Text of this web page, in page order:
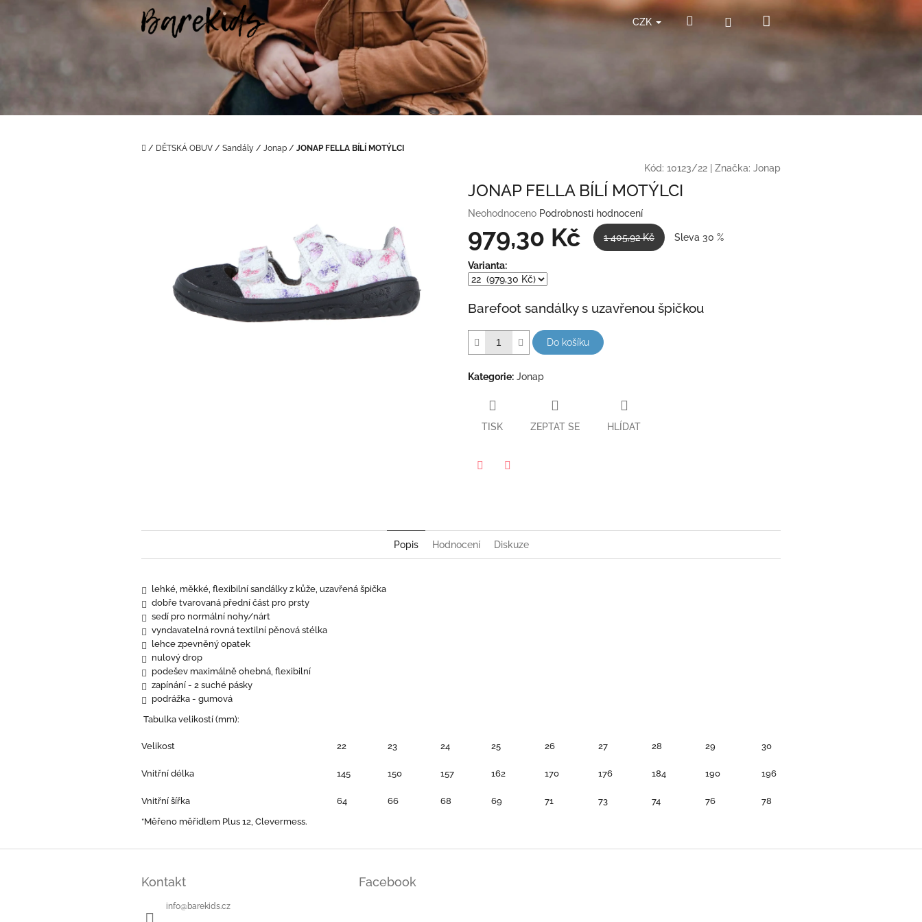
CZK HledatPřihlášeníNákupní
Domů
/ DĚTSKÁ OBUV / Sandály / Jonap / JONAP FELLA BÍLÍ MOTÝLCI
Kód: 10123/22 Značka: Jonap
JONAP FELLA BÍLÍ MOTÝLCI
Průměrné
produktu
je
0,0
z
hvězdiček.
Neohodnoceno Podrobnosti hodnocení
979,30 Kč 1 405,92 Kč Sleva 30 %
Měrná
cena:
Varianta:
Barefoot sandálky s uzavřenou špičkou
Do košíku
Kategorie: Jonap
TISK ZEPTAT SE HLÍDAT
Popis Hodnocení Diskuze
lehké, měkké, flexibilní sandálky z kůže, uzavřená špička
dobře tvarovaná přední část pro prsty
sedí pro normální nohy/nárt
vyndavatelná rovná textilní pěnová stélka
lehce zpevněný opatek
nulový drop
podešev maximálně ohebná, flexibilní
zapínání - 2 suché pásky
podrážka - gumová
Tabulka velikostí (mm):
Velikost 22 23 24 25 26 27 28 29 30
Vnitřní délka 145 150 157 162 170 176 184 190 196
Vnitřní šířka 64 66 68 69 71 73 74 76
78
*Měřeno měřidlem Plus 12, Clevermess.
Kontakt
info@barekids.cz
Facebook